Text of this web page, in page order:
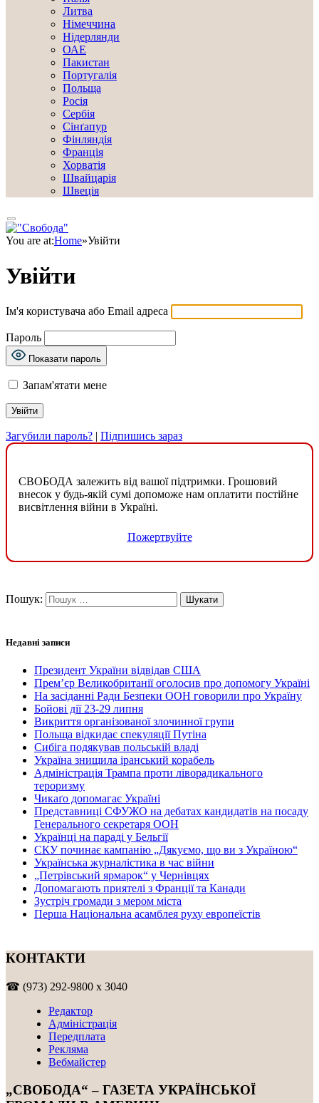
Литва
Німеччина
Нідерлянди
ОАЕ
Пакистан
Португалія
Польща
Росія
Сербія
Сінґапур
Фінляндія
Франція
Хорватія
Швайцарія
Швеція
You are at:Home»Увійти
Увійти
Ім'я користувача або Email адреса
Пароль
Показати пароль
Запам'ятати мене
Загубили пароль? | Підпишись зараз
СВОБОДА залежить від вашої підтримки. Грошовий
внесок у будь-якій сумі допоможе нам оплатити постійне
висвітлення війни в Україні.
Пожертвуйте
Пошук:
Недавні записи
Президент України відвідав США
Прем’єр Великобританії оголосив про допомогу Україні
На засіданні Ради Безпеки ООН говорили про Україну
Бойові дії 23-29 липня
Викриття організованої злочинної групи
Польща відкидає спекуляції Путіна
Сибіга подякував польській владі
Україна знищила іранський корабель
Адміністрація Трампа проти ліворадикального
тероризму
Чикаґо допомагає Україні
Представниці СФУЖО на дебатах кандидатів на посаду
Генерального секретаря ООН
Українці на параді у Бельгії
СКУ починає кампанію „Дякуємо, що ви з Україною“
Українська журналістика в час війни
„Петрівський ярмарок“ у Чернівцях
Допомагають приятелі з Франції та Канади
Зустріч громади з мером міста
Перша Національна асамблея руху европеїстів
КОНТАКТИ
☎ (973) 292-9800 x 3040
Редактор
Адміністрація
Передплата
Рекляма
Вебмайстер
„СВОБОДА“ – ГАЗЕТА УКРАЇНСЬКОЇ